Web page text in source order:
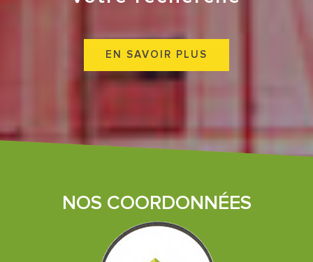
EN SAVOIR PLUS
NOS COORDONNÉES